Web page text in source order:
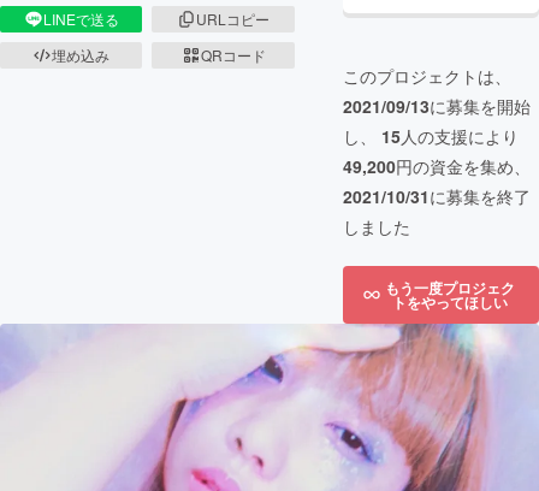
LINEで送る
URLコピー
埋め込み
QRコード
このプロジェクトは、
2021/09/13に募集を開始
し、 15人の支援により
49,200円の資金を集め、
2021/10/31に募集を終了
しました
もう一度プロジェク
トをやってほしい